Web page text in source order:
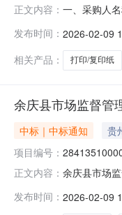
正文内容： 一、采购人
纸好印来
发布时间： 2026-02-09
相关产品：
打印/复印纸
余庆县市场监督管
中标｜中标通知 贵
项目编号：
正文内容： 余庆县市场
项目所在行
发布时间： 2026-02-09